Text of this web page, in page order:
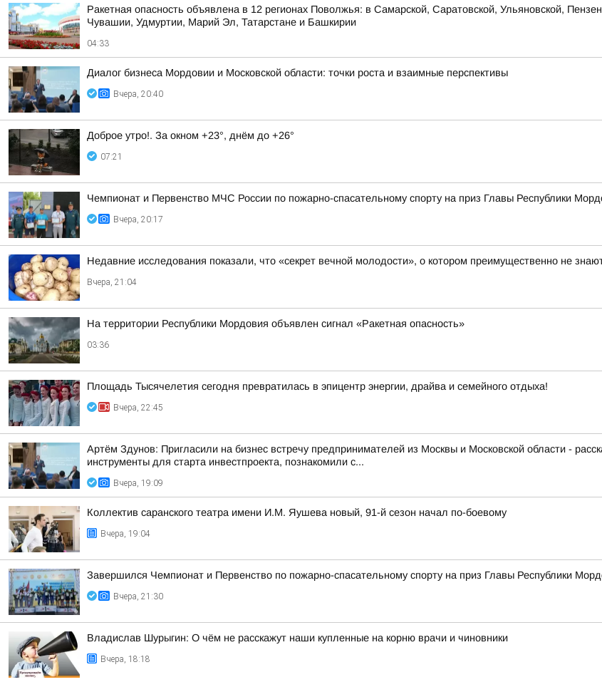
Ракетная опасность объявлена в 12 регионах Поволжья: в Самарской, Саратовской, Ульяновской,
Чувашии, Удмуртии, Марий Эл, Татарстане и Башкирии
04:33
Диалог бизнеса Мордовии и Московской области: точки роста и взаимные перспективы
Вчера, 20:40
Доброе утро!. За окном +23°, днём до +26°
07:21
Чемпионат и Первенство МЧС России по пожарно-спасательному спорту на приз Главы Республики
Вчера, 20:17
Недавние исследования показали, что «секрет вечной молодости», о котором преимущественно не
Вчера, 21:04
На территории Республики Мордовия объявлен сигнал «Ракетная опасность»
03:36
Площадь Тысячелетия сегодня превратилась в эпицентр энергии, драйва и семейного отдыха!
Вчера, 22:45
Артём Здунов: Пригласили на бизнес встречу предпринимателей из Москвы и Московской области -
инструменты для старта инвестпроекта, познакомили с...
Вчера, 19:09
Коллектив саранского театра имени И.М. Яушева новый, 91-й сезон начал по-боевому
Вчера, 19:04
Завершился Чемпионат и Первенство по пожарно-спасательному спорту на приз Главы Республики
Вчера, 21:30
Владислав Шурыгин: О чём не расскажут наши купленные на корню врачи и чиновники
Вчера, 18:18